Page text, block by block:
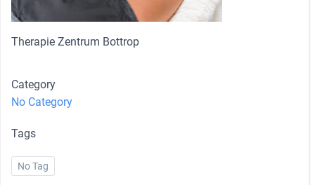
Therapie Zentrum Bottrop
Category
No Category
Tags
No Tag